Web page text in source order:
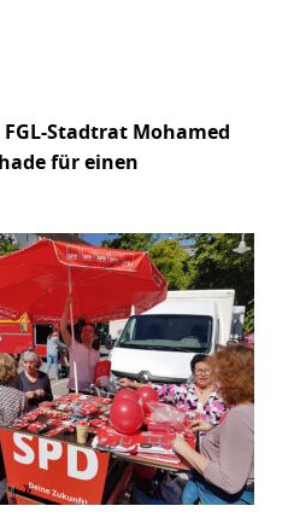
Stadtrat Mohamed
für einen